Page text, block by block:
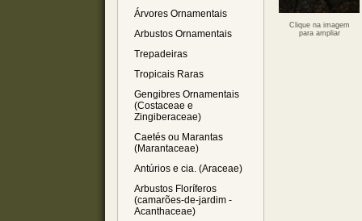
Árvores Ornamentais
Arbustos Ornamentais
Trepadeiras
Tropicais Raras
Gengibres Ornamentais
(Costaceae e
Zingiberaceae)
Caetés ou Marantas
(Marantaceae)
Antúrios e cia. (Araceae)
Arbustos Floríferos
(camarões-de-jardim -
Acanthaceae)
Clique na imagem
para ampliar